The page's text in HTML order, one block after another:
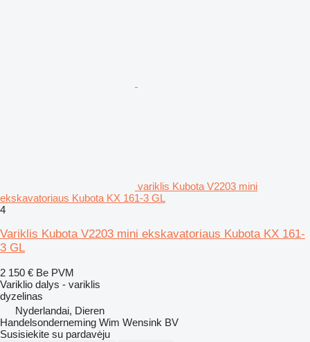
variklis Kubota V2203 mini
ekskavatoriaus Kubota KX 161-3 GL
4
Variklis Kubota V2203 mini ekskavatoriaus Kubota KX 161-
3 GL
2 150 € Be PVM
Variklio dalys - variklis
dyzelinas
Nyderlandai, Dieren
Handelsonderneming Wim Wensink BV
Susisiekite su pardavėju